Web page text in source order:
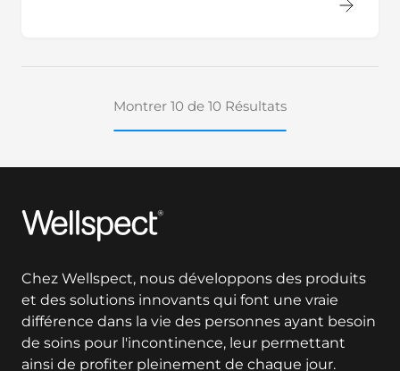
Montrer 10 de 10 Résultats
Wellspect
Chez Wellspect, nous développons des produits
et des solutions innovants qui font une vraie
différence dans la vie des personnes ayant besoin
de soins pour l'incontinence, leur permettant
ainsi de profiter pleinement de chaque jour.